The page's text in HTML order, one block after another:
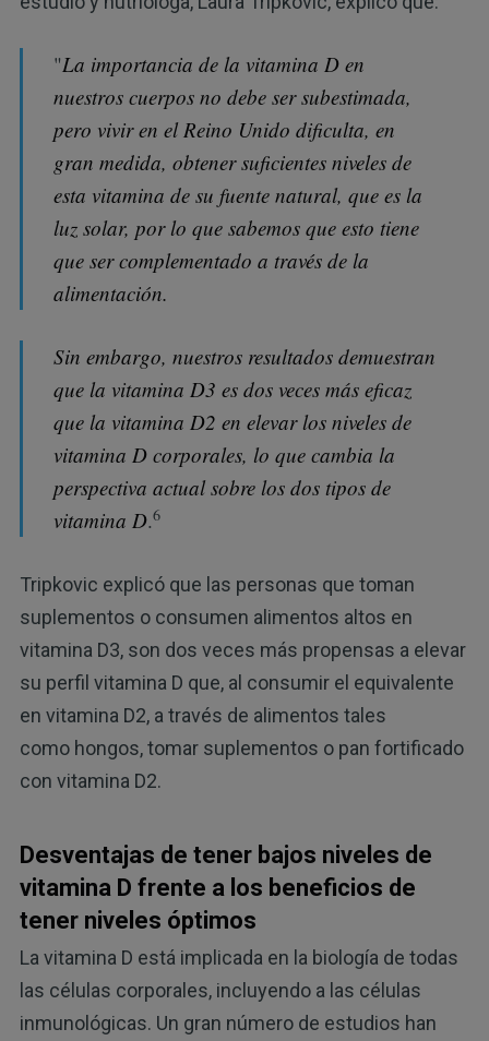
"La importancia de la vitamina D en
nuestros cuerpos no debe ser subestimada,
pero vivir en el Reino Unido dificulta, en
gran medida, obtener suficientes niveles de
esta vitamina de su fuente natural, que es la
luz solar, por lo que sabemos que esto tiene
que ser complementado a través de la
alimentación.
Sin embargo, nuestros resultados demuestran
que la vitamina D3 es dos veces más eficaz
que la vitamina D2 en elevar los niveles de
vitamina D corporales, lo que cambia la
perspectiva actual sobre los dos tipos de
vitamina D.6
Tripkovic explicó que las personas que toman
suplementos o consumen alimentos altos en
vitamina D3, son dos veces más propensas a elevar
su perfil vitamina D que, al consumir el equivalente
en vitamina D2, a través de alimentos tales
como hongos, tomar suplementos o pan fortificado
con vitamina D2.
Desventajas de tener bajos niveles de
vitamina D frente a los beneficios de
tener niveles óptimos
La vitamina D está implicada en la biología de todas
las células corporales, incluyendo a las células
inmunológicas. Un gran número de estudios han